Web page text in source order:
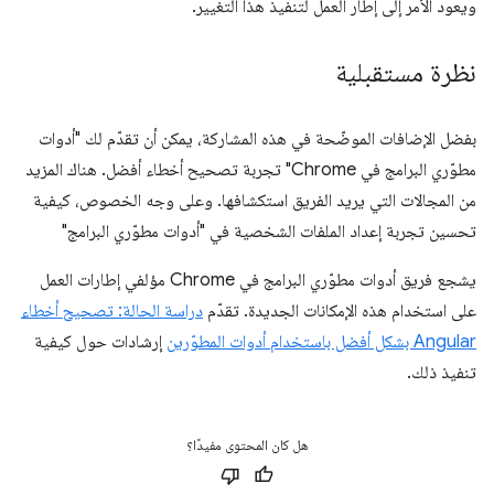
ويعود الأمر إلى إطار العمل لتنفيذ هذا التغيير.
نظرة مستقبلية
بفضل الإضافات الموضّحة في هذه المشاركة، يمكن أن تقدّم لك "أدوات
مطوّري البرامج في Chrome" تجربة تصحيح أخطاء أفضل. هناك المزيد
من المجالات التي يريد الفريق استكشافها. وعلى وجه الخصوص، كيفية
تحسين تجربة إعداد الملفات الشخصية في "أدوات مطوّري البرامج"
يشجع فريق أدوات مطوّري البرامج في Chrome مؤلفي إطارات العمل
على استخدام هذه الإمكانات الجديدة. تقدّم دراسة الحالة: تصحيح أخطاء
Angular بشكل أفضل باستخدام أدوات المطوّرين
إرشادات حول كيفية
تنفيذ ذلك.
هل كان المحتوى مفيدًا؟